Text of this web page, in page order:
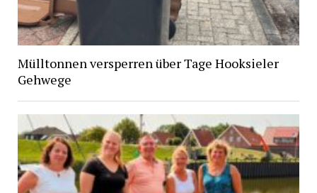
Mülltonnen versperren über Tage Hooksieler
Gehwege